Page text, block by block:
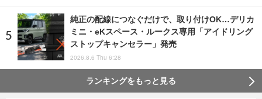
純正の配線につなぐだけで、取り付けOK…デリカ
ミニ・eKスペース・ルークス専用「アイドリング
ストップキャンセラー」発売
2026.8.6 Thu 6:28
ランキングをもっと見る